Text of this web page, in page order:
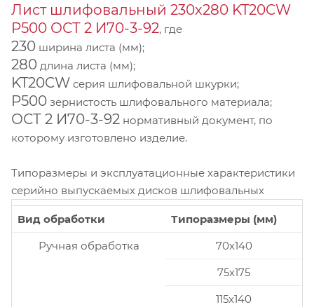
Лист шлифовальный 230х280 KT20CW
P500 ОСТ 2 И70-3-92, где
230 ширина листа (мм);
280 длина листа (мм);
KT20CW серия шлифовальной шкурки;
P500 зернистость шлифовального материала;
ОСТ 2 И70-3-92 нормативный документ, по
которому изготовлено изделие.
Типоразмеры и эксплуатационные характеристики
серийно выпускаемых дисков шлифовальных
Вид обработки
Типоразмеры (мм)
Ручная обработка
70x140
75x175
115x140